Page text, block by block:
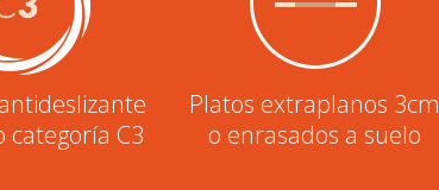
categoría C3
Platos extraplanos 3cm
o enrasados a suelo